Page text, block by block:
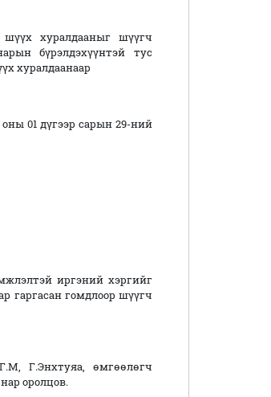
хуралдааныг шүүгч
бүрэлдэхүүнтэй тус
хуралдаанаар
01 дүгээр сарын 29-ний
иргэний хэргийг
гаргасан гомдлоор шүүгч
Г.Энхтуяа, өмгөөлөгч
оролцов.